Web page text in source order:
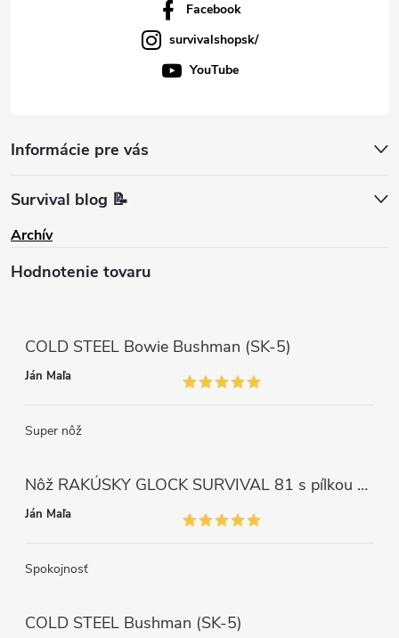
Facebook
survivalshopsk/
YouTube
Informácie pre vás
Survival blog 📝
Archív
Hodnotenie tovaru
COLD STEEL Bowie Bushman (SK-5)
Ján Maľa
Super nôž
Nôž RAKÚSKY GLOCK SURVIVAL 81 s pílkou ZELENÝ
Ján Maľa
Spokojnosť
COLD STEEL Bushman (SK-5)